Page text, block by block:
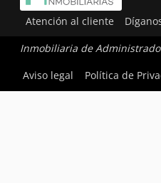
Atención al cliente
Inmobiliaria de
Aviso legal
Política de